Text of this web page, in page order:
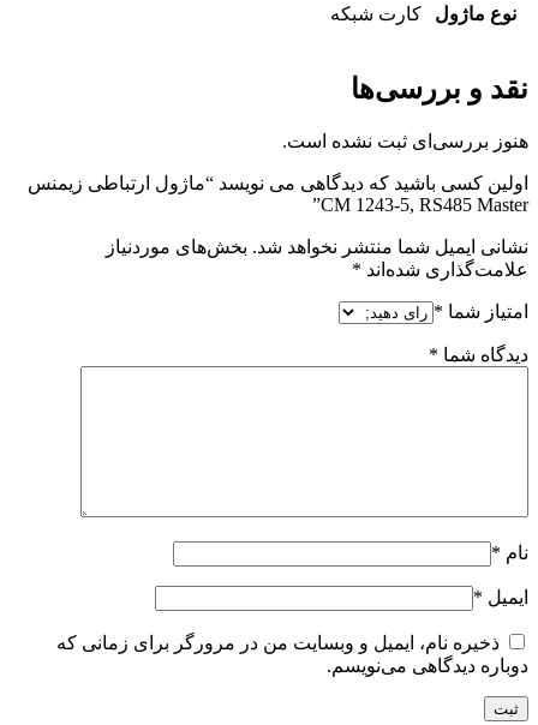
نوع ماژول کارت شبکه
نقد و بررسی‌ها
هنوز بررسی‌ای ثبت نشده است.
اولین کسی باشید که دیدگاهی می نویسد “ماژول ارتباطی زیمنس
CM 1243-5, RS485 Master”
نشانی ایمیل شما منتشر نخواهد شد. بخش‌های موردنیاز
علامت‌گذاری شده‌اند *
امتیاز شما *
دیدگاه شما *
نام *
ایمیل *
ذخیره نام، ایمیل و وبسایت من در مرورگر برای زمانی که
دوباره دیدگاهی می‌نویسم.